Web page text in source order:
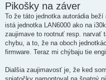
Pikošky na záver
To že táto jednotka autorádia
istá jednotka LAN6000 ako na
zaujimave to rootnuť resp. narvať
chybu, a to, že na oboch
firmware. Teraz mi chýbaju tie
Dialšia zaujimavosť je, že ked